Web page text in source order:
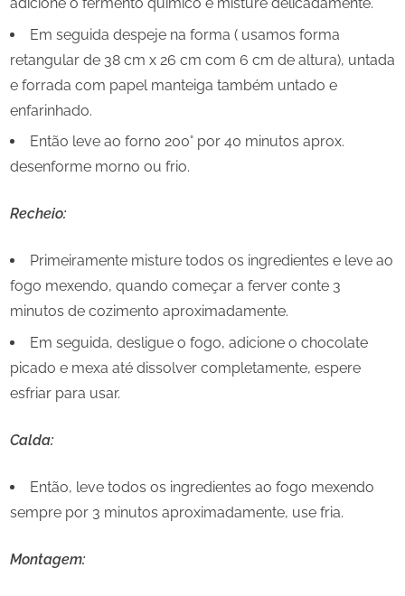
adicione o fermento químico e misture delicadamente.
Em seguida despeje na forma ( usamos forma
retangular de 38 cm x 26 cm com 6 cm de altura), untada
e forrada com papel manteiga também untado e
enfarinhado.
Então leve ao forno 200° por 40 minutos aprox.
desenforme morno ou frio.
Recheio:
Primeiramente misture todos os ingredientes e leve ao
fogo mexendo, quando começar a ferver conte 3
minutos de cozimento aproximadamente.
Em seguida, desligue o fogo, adicione o chocolate
picado e mexa até dissolver completamente, espere
esfriar para usar.
Calda:
Então, leve todos os ingredientes ao fogo mexendo
sempre por 3 minutos aproximadamente, use fria.
Montagem: